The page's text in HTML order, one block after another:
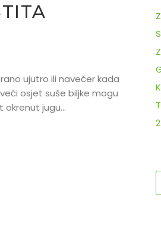
ujutro ili navečer kada
osjet suše biljke mogu
okrenut jugu…